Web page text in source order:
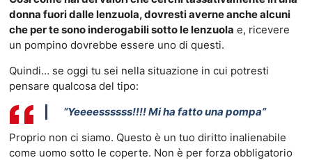
donna fuori dalle lenzuola, dovresti averne anche alcuni
che per te sono inderogabili sotto le lenzuola e, ricevere
un pompino dovrebbe essere uno di questi.
Quindi… se oggi tu sei nella situazione in cui potresti
pensare qualcosa del tipo:
“Yeeeessssss!!!! Mi ha fatto una pompa”
Proprio non ci siamo. Questo è un tuo diritto inalienabile
come uomo sotto le coperte. Non è per forza obbligatorio